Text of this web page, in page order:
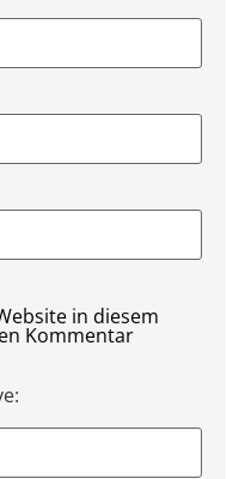
in diesem
Kommentar